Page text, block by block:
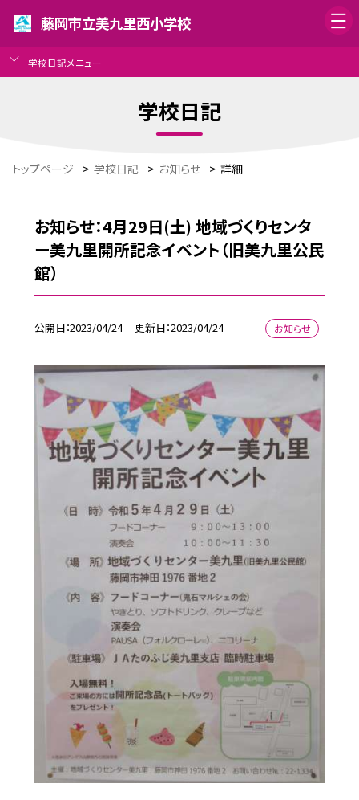
藤岡市立美九里西小学校
学校日記メニュー
学校日記
トップページ > 学校日記 > お知らせ > 詳細
お知らせ：4月29日(土) 地域づくりセンタ
ー美九里開所記念イベント（旧美九里公民
館）
公開日 2023/04/24 更新日 2023/04/24 お知らせ